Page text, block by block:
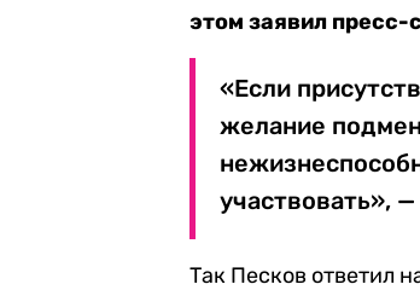
этом заявил пресс-
«Если
желание
участвовать»,
Так Песков ответил